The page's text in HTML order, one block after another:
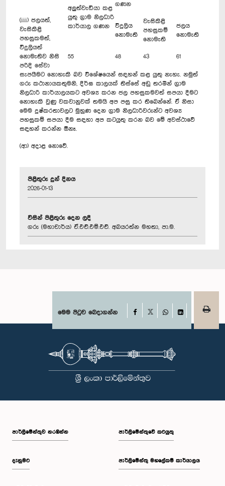
අලුත්වැඩියා කළ
යුතු ග්‍රාම නිලධාරි
කාර්යාල ගණන
ගණන
විදුලිය
නොමැති
වැසිකිළි
පහසුකම්
නොමැති
ජලය
නොමැති
55 48 43 61
(iii) ජලයත්,
වැසිකිළි
පහසුකමත්,
විදුලියත්
නොමැතිව නිසි
පරිදි සේවා
සැපයීමට නොහැකි බව විශේෂයෙන් සඳහන් කළ යුතු නැහැ. නමුත්
ගරු කථානායකතුමනි, දීර්ඝ කාලයක් තිස්සේ අඩු තරමින් ග්‍රාම
නිලධාරි කාර්යාලයකට අවශ්‍ය කරන ජල පහසුකමවත් සපයා දීමට
නොහැකි වුණු වකවානුවක් තමයි අප පසු කර තිබෙන්නේ. ඒ නිසා
මෙම දුෂ්කරතාවලට මුහුණ දෙන ග්‍රාම නිලධාරිවරුන්ට අවශ්‍ය
පහසුකම් සපයා දීම සඳහා අප කටයුතු කරන බව මේ අවස්ථාවේ
සඳහන් කරන්න ඕනෑ.
(ආ) අදාළ නොවේ.
පිළිතුරු දුන් දිනය
2026-01-13
විසින් පිළිතුරු දෙන ලදී
ගරු (මහාචාර්ය) ඒ.එච්.එම්.එච්. අබයරත්න මහතා, පා.ම.
මෙම පිටුව බෙදාගන්න Facebook
WhatsAppLinkedIn
පාර්ලි‌මේන්තුව නරඹන්න
දැනුමට
පාර්ලිමේන්තුවේ කටයුතු
පාර්ලිමේන්තු මහලේකම් කාර්යාලය